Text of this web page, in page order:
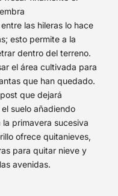
las hileras lo hace
esto permite a la
dentro del terreno.
el área cultivada para
que han quedado.
que dejará
suelo añadiendo
primavera sucesiva
ofrece quitanieves,
para quitar nieve y
avenidas.